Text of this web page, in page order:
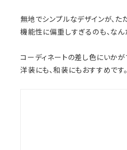
無地でシンプルなデザインが、た
機能性に偏重しすぎるのも、なん
コーディネートの差し色にいかが
洋装にも、和装にもおすすめです。